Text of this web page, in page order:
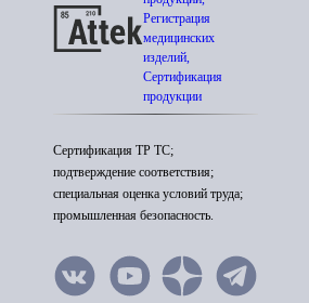
Регистрация
медицинских
изделий,
Сертификация
продукции
Сертификация ТР ТС;
подтверждение соответствия;
специальная оценка условий труда;
промышленная безопасность.